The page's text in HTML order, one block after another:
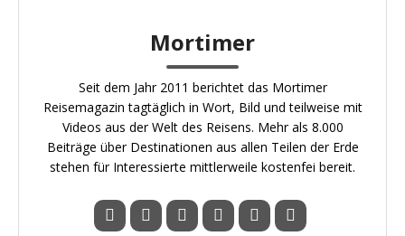
Mortimer
Seit dem Jahr 2011 berichtet das Mortimer
Reisemagazin tagtäglich in Wort, Bild und teilweise mit
Videos aus der Welt des Reisens. Mehr als 8.000
Beiträge über Destinationen aus allen Teilen der Erde
stehen für Interessierte mittlerweile kostenfei bereit.